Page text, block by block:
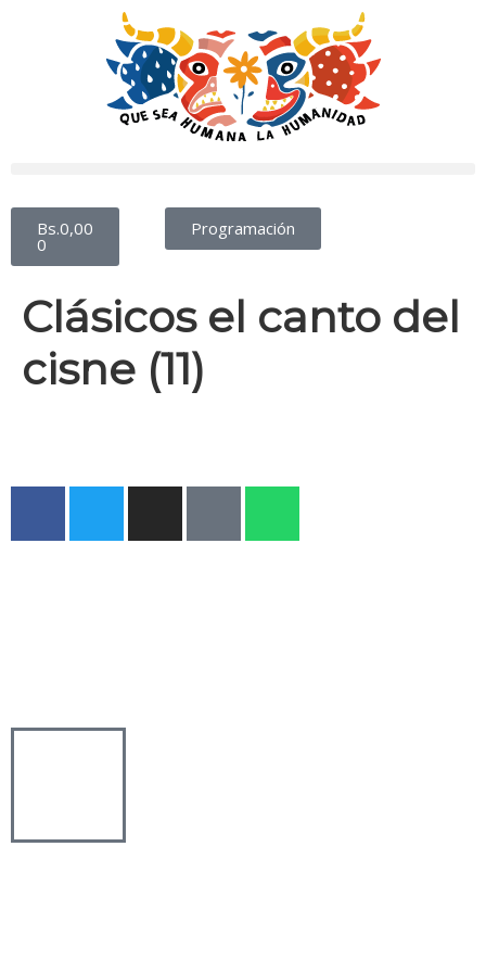
Programación
Bs.0,00
0
Clásicos el canto del
cisne (11)